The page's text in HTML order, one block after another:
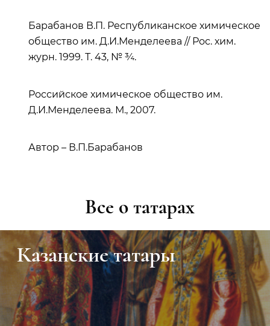
Барабанов В.П. Республиканское химическое
общество им. Д.И.Менделеева // Рос. хим.
журн. 1999. Т. 43, № ¾.
Российское химическое общество им.
Д.И.Менделеева. М., 2007.
Автор – В.П.Барабанов
Все о татарах
Урманче Баки